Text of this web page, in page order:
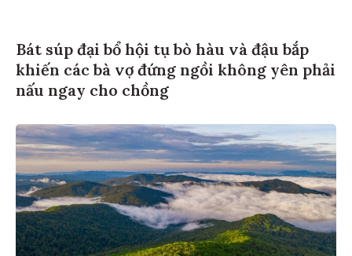
Bát súp đại bổ hội tụ bò hàu và đậu bắp
khiến các bà vợ đứng ngồi không yên phải
nấu ngay cho chồng